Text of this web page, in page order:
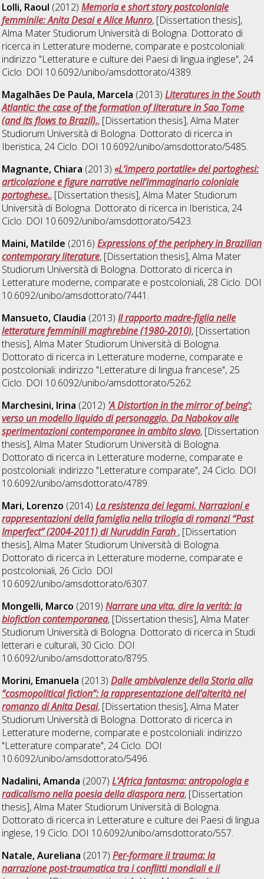
Lolli, Raoul (2012)Memoria e short story postcoloniale
femminile: Anita Desai e Alice Munro, [Dissertation thesis],
Alma Mater Studiorum Università di Bologna. Dottorato di
ricerca in Letterature moderne, comparate e postcoloniali:
indirizzo "Letterature e culture dei Paesi di lingua inglese", 24
Ciclo. DOI 10.6092/unibo/amsdottorato/4389.
Magalhães De Paula, Marcela (2013)Literatures in the South
Atlantic: the case of the formation of literature in Sao Tome
(and its flows to Brazil)., [Dissertation thesis], Alma Mater
Studiorum Università di Bologna. Dottorato di ricerca in
Iberistica, 24 Ciclo. DOI 10.6092/unibo/amsdottorato/5485.
Magnante, Chiara (2013)«L’impero portatile» dei portoghesi:
articolazione e figure narrative nell’immaginario coloniale
portoghese., [Dissertation thesis], Alma Mater Studiorum
Università di Bologna. Dottorato di ricerca in Iberistica, 24
Ciclo. DOI 10.6092/unibo/amsdottorato/5423.
Maini, Matilde (2016)Expressions of the periphery in Brazilian
contemporary literature, [Dissertation thesis], Alma Mater
Studiorum Università di Bologna. Dottorato di ricerca in
Letterature moderne, comparate e postcoloniali, 28 Ciclo. DOI
10.6092/unibo/amsdottorato/7441.
Mansueto, Claudia (2013)Il rapporto madre-figlia nelle
letterature femminili maghrebine (1980-2010), [Dissertation
thesis], Alma Mater Studiorum Università di Bologna.
Dottorato di ricerca in Letterature moderne, comparate e
postcoloniali: indirizzo "Letterature di lingua francese", 25
Ciclo. DOI 10.6092/unibo/amsdottorato/5262.
Marchesini, Irina (2012) 'A Distortion in the mirror of being':
verso un modello liquido di personaggio. Da Nabokov alle
sperimentazioni contemporanee in ambito slavo, [Dissertation
thesis], Alma Mater Studiorum Università di Bologna.
Dottorato di ricerca in Letterature moderne, comparate e
postcoloniali: indirizzo "Letterature comparate", 24 Ciclo. DOI
10.6092/unibo/amsdottorato/4789.
Mari, Lorenzo (2014)La resistenza dei legami. Narrazioni e
rappresentazioni della famiglia nella trilogia di romanzi “Past
Imperfect” (2004-2011) di Nuruddin Farah , [Dissertation
thesis], Alma Mater Studiorum Università di Bologna.
Dottorato di ricerca in Letterature moderne, comparate e
postcoloniali, 26 Ciclo. DOI
10.6092/unibo/amsdottorato/6307.
Mongelli, Marco (2019)Narrare una vita, dire la verità: la
biofiction contemporanea, [Dissertation thesis], Alma Mater
Studiorum Università di Bologna. Dottorato di ricerca in Studi
letterari e culturali, 30 Ciclo. DOI
10.6092/unibo/amsdottorato/8795.
Morini, Emanuela (2013)Dalle ambivalenze della Storia alla
“cosmopolitical fiction”: la rappresentazione dell'alterità nel
romanzo di Anita Desai, [Dissertation thesis], Alma Mater
Studiorum Università di Bologna. Dottorato di ricerca in
Letterature moderne, comparate e postcoloniali: indirizzo
"Letterature comparate", 24 Ciclo. DOI
10.6092/unibo/amsdottorato/5496.
Nadalini, Amanda (2007)L'Africa fantasma: antropologia e
radicalismo nella poesia della diaspora nera, [Dissertation
thesis], Alma Mater Studiorum Università di Bologna.
Dottorato di ricerca in Letterature e culture dei Paesi di lingua
inglese, 19 Ciclo. DOI 10.6092/unibo/amsdottorato/557.
Natale, Aureliana (2017)Per-formare il trauma: la
narrazione post-traumatica tra i conflitti mondiali e il